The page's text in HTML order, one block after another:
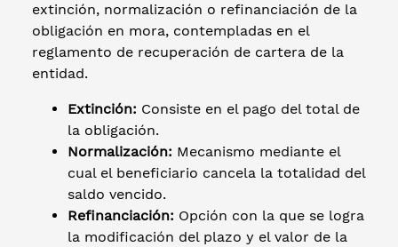
extinción, normalización o refinanciación de la
obligación en mora, contempladas en el
reglamento de recuperación de cartera de la
entidad.
Extinción: Consiste en el pago del total de
la obligación.
Normalización: Mecanismo mediante el
cual el beneficiario cancela la totalidad del
saldo vencido.
Refinanciación: Opción con la que se logra
la modificación del plazo y el valor de la